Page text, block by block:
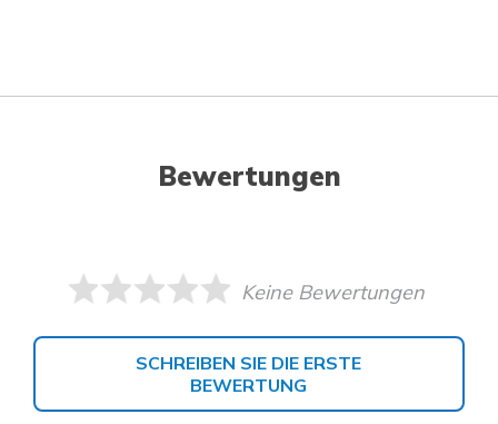
Bewertungen
Keine Bewertungen
SCHREIBEN SIE DIE ERSTE
BEWERTUNG